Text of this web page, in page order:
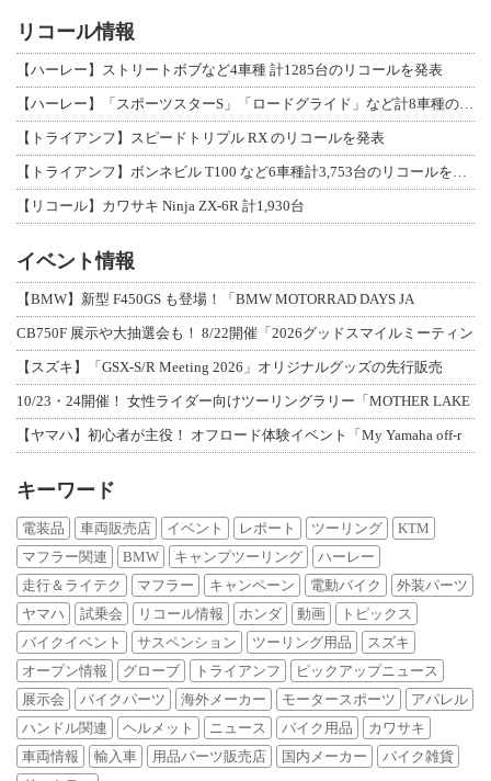
リコール情報
【ハーレー】ストリートボブなど4車種 計1285台のリコールを発表
【ハーレー】「スポーツスターS」「ロードグライド」など計8車種のリコールを発表
【トライアンフ】スピードトリプル RX のリコールを発表
【トライアンフ】ボンネビル T100 など6車種計3,753台のリコールを発表
【リコール】カワサキ Ninja ZX-6R 計1,930台
イベント情報
【BMW】新型 F450GS も登場！「BMW MOTORRAD DAYS JA
CB750F 展示や大抽選会も！ 8/22開催「2026グッドスマイルミーティン
【スズキ】「GSX-S/R Meeting 2026」オリジナルグッズの先行販売
10/23・24開催！ 女性ライダー向けツーリングラリー「MOTHER LAKE
【ヤマハ】初心者が主役！ オフロード体験イベント「My Yamaha off-r
キーワード
電装品 車両販売店 イベント レポート ツーリング
KTM
マフラー関連
BMW キャンプツーリング
ハーレー
走行＆ライテク
マフラー キャンペーン 電動バイク
外装パーツ
ヤマハ
試乗会 リコール情報 ホンダ 動画
トピックス
バイクイベント
サスペンション ツーリング用品
スズキ
オープン情報
グローブ トライアンフ
ピックアップニュース
展示会
バイクパーツ 海外メーカー モータースポーツ
アパレル
ハンドル関連
ヘルメット ニュース バイク用品
カワサキ
車両情報
輸入車 用品パーツ販売店 国内メーカー
バイク雑貨